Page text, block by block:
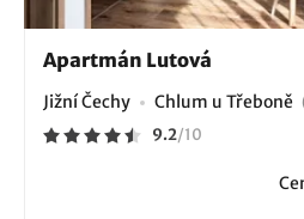
Apartmán Lutová
Jižní Čechy Chlum u Třeboně
9.2/10